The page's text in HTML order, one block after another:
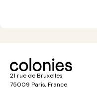
21 rue de Bruxelles
75009 Paris, France